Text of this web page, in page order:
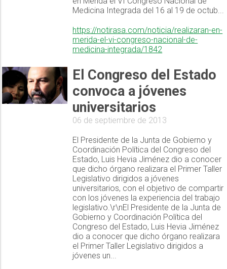
Medicina Integrada del 16 al 19 de octub...
https://notirasa.com/noticia/realizaran-en-
merida-el-vi-congreso-nacional-de-
medicina-integrada/1842
El Congreso del Estado
convoca a jóvenes
universitarios
06 de septiembre de 2013
El Presidente de la Junta de Gobierno y
Coordinación Política del Congreso del
Estado, Luis Hevia Jiménez dio a conocer
que dicho órgano realizara el Primer Taller
Legislativo dirigidos a jóvenes
universitarios, con el objetivo de compartir
con los jóvenes la experiencia del trabajo
legislativo.\r\nEl Presidente de la Junta de
Gobierno y Coordinación Política del
Congreso del Estado, Luis Hevia Jiménez
dio a conocer que dicho órgano realizara
el Primer Taller Legislativo dirigidos a
jóvenes un...